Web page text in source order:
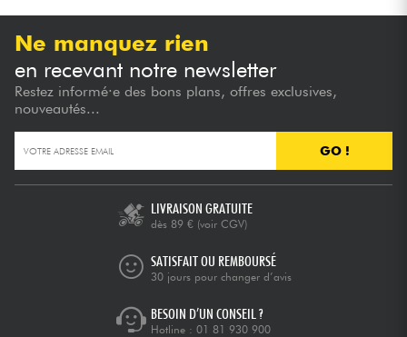
Ne manquez rien
en recevant notre newsletter
Restez informé·e des bons plans, offres exclusives,
nouveautés...
GO !
LIVRAISON GRATUITE
dès 89 € (voir CGV)
SATISFAIT OU REMBOURSÉ
30 jours pour changer d’avis
BESOIN D’UN CONSEIL ?
Hotline : 01 81 930 900